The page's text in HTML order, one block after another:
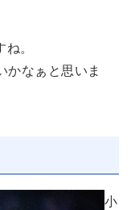
。
かなぁと思いま
小